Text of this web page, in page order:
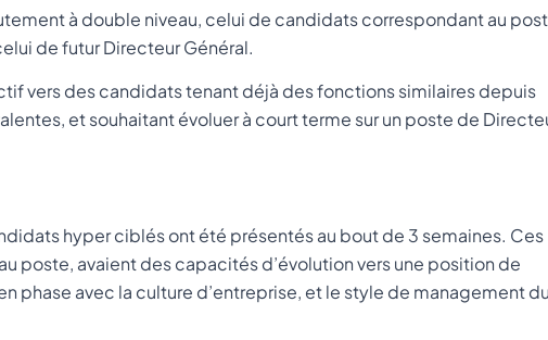
à double niveau, celui de candidats correspondant au
de futur Directeur Général.
vers des candidats tenant déjà des fonctions similaires depuis
et souhaitant évoluer à court terme sur un poste de
hyper ciblés ont été présentés au bout de 3 semaines. Ces
poste, avaient des capacités d’évolution vers une position de
phase avec la culture d’entreprise, et le style de management